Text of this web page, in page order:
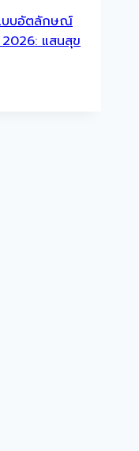
บบอัตลักษณ์
แสนสุข